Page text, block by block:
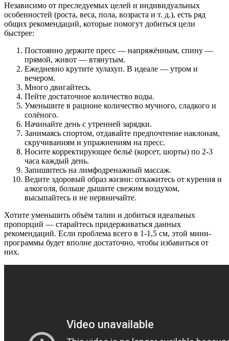
Независимо от преследуемых целей и индивидуальных
особенностей (роста, веса, пола, возраста и т. д.), есть ряд
общих рекомендаций, которые помогут добиться цели
быстрее:
Постоянно держите пресс — напряжённым, спину —
прямой, живот — втянутым.
Ежедневно крутите хулахуп. В идеале — утром и
вечером.
Много двигайтесь.
Пейте достаточное количество воды.
Уменьшите в рационе количество мучного, сладкого и
солёного.
Начинайте день с утренней зарядки.
Занимаясь спортом, отдавайте предпочтение наклонам,
скручиваниям и упражнениям на пресс.
Носите корректирующее бельё (корсет, шорты) по 2-3
часа каждый день.
Запишитесь на лимфодренажный массаж.
Ведите здоровый образ жизни: откажитесь от курения и
алкоголя, больше дышите свежим воздухом,
высыпайтесь и не нервничайте.
Хотите уменьшить объём талии и добиться идеальных
пропорций — старайтесь придерживаться данных
рекомендаций. Если проблема всего в 1-1,5 см, этой мини-
программы будет вполне достаточно, чтобы избавиться от
них.